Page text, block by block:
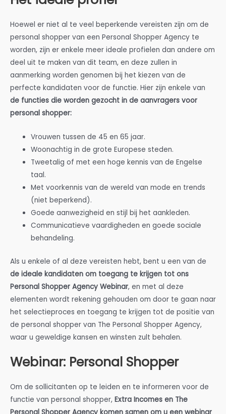
Hoewel er niet al te veel beperkende vereisten zijn om de
personal shopper van een Personal Shopper Agency te
worden, zijn er enkele meer ideale profielen dan andere om
deel uit te maken van dit team, en deze zullen in
aanmerking worden genomen bij het kiezen van de
perfecte kandidaten voor de functie. Hier zijn enkele van
de functies die worden gezocht in de aanvragers voor
personal shopper:
Vrouwen tussen de 45 en 65 jaar.
Woonachtig in de grote Europese steden.
Tweetalig of met een hoge kennis van de Engelse
taal.
Met voorkennis van de wereld van mode en trends
(niet beperkend).
Goede aanwezigheid en stijl bij het aankleden.
Communicatieve vaardigheden en goede sociale
behandeling.
Als u enkele of al deze vereisten hebt, bent u een van de
de ideale kandidaten om toegang te krijgen tot ons
Personal Shopper Agency Webinar, en met al deze
elementen wordt rekening gehouden om door te gaan naar
het selectieproces en toegang te krijgen tot de positie van
de personal shopper van The Personal Shopper Agency,
waar u geweldige kansen en winsten zult behalen.
Webinar: Personal Shopper
Om de sollicitanten op te leiden en te informeren voor de
functie van personal shopper, Extra Incomes en The